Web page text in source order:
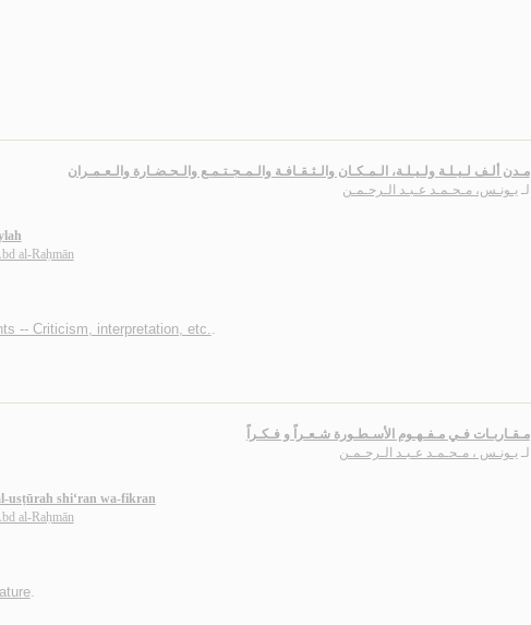
مـدن ألـف لـيـلـة ولـيـلـة، الـمـكـان والـثـقـافـة والـمـجـتـمـع والـحـضـارة والـعـمـران
لـ يـونـس، مـحـمـد عـبـد الـرحـمـن
al-Raḥmān
-- Criticism, interpretation, etc..
مـقـاربـات فـي مـفـهـوم الأسـطـورة شـعـراً و فـكـراً
لـ يـونـس ، مـحـمـد عـبـد الـرحـمـن
usṭūrah shi‘ran wa-fikran
al-Raḥmān
.